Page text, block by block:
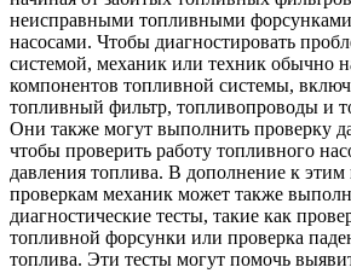
неисправными топливными
насосами. Чтобы диагностировать
системой, механик или техник обычно
компонентов топливной системы,
топливный фильтр, топливопроводы и
Они также могут выполнить проверку
чтобы проверить работу топливного
давления топлива. В дополнение к
проверкам механик может также
диагностические тесты, такие как
топливной форсунки или проверка
топлива. Эти тесты могут помочь